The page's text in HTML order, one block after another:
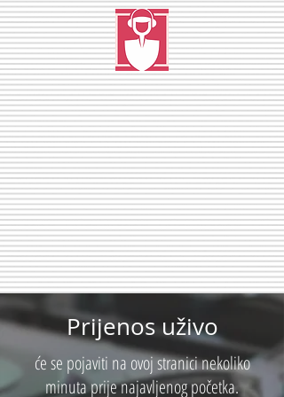
Prijenos uživo
će se pojaviti na ovoj stranici nekoliko
minuta prije najavljenog početka.